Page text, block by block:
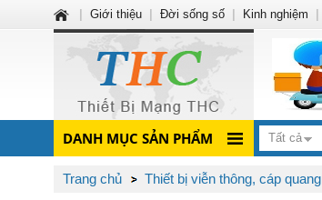
DANH MỤC SẢN PHẨM Tất cả
Trang chủ Thiết bị viễn thông, cáp quang
Giới thiệu Đời sống số Kinh nghiệm